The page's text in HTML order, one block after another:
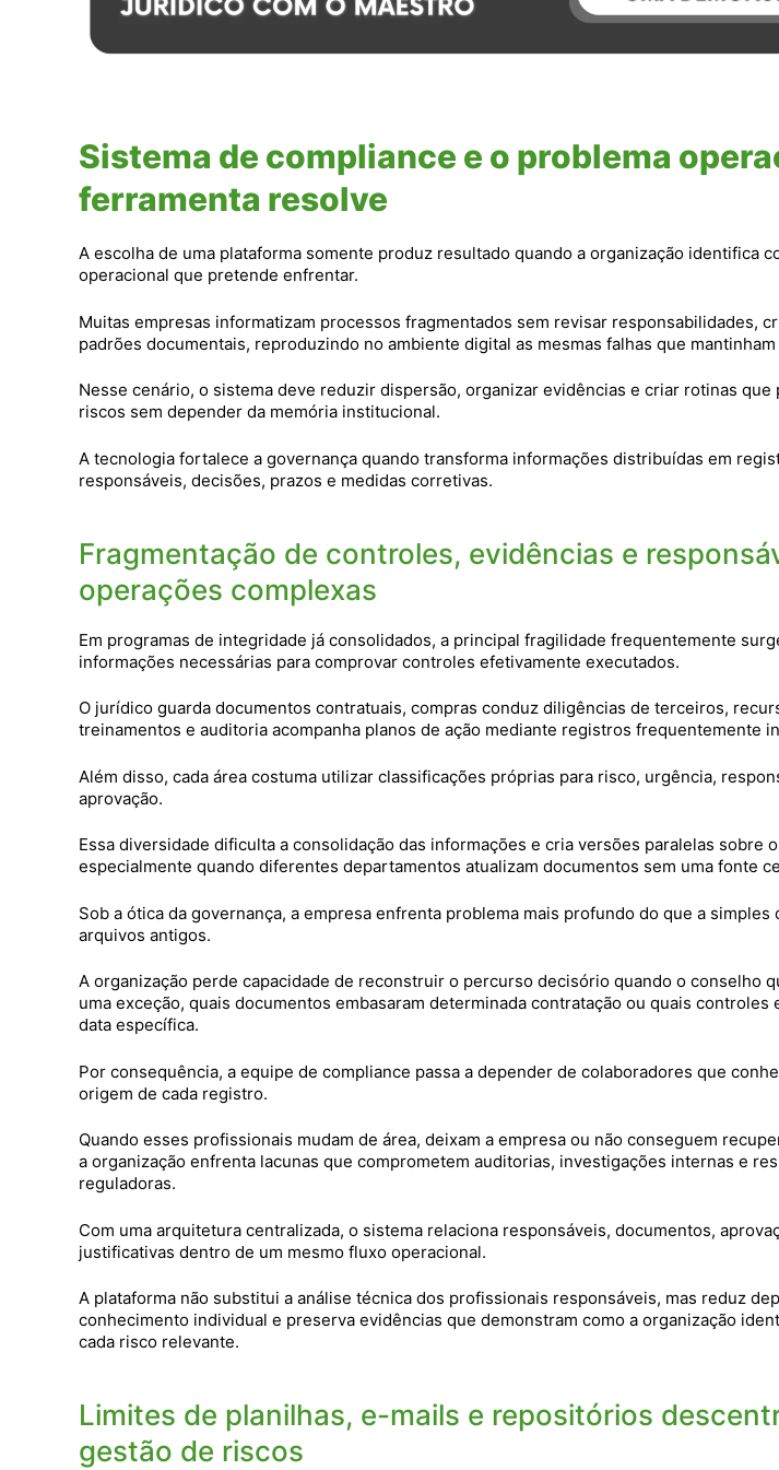
Sistema de compliance e o problema
ferramenta resolve
A escolha de uma plataforma somente produz resultado quando a organização identifica
operacional que pretende enfrentar.
Muitas empresas informatizam processos fragmentados sem revisar responsabilidades,
padrões documentais, reproduzindo no ambiente digital as mesmas falhas que
Nesse cenário, o sistema deve reduzir dispersão, organizar evidências e criar rotinas que
riscos sem depender da memória institucional.
A tecnologia fortalece a governança quando transforma informações distribuídas em
responsáveis, decisões, prazos e medidas corretivas.
Fragmentação de controles, evidências e
operações complexas
Em programas de integridade já consolidados, a principal fragilidade frequentemente
informações necessárias para comprovar controles efetivamente executados.
O jurídico guarda documentos contratuais, compras conduz diligências de terceiros,
treinamentos e auditoria acompanha planos de ação mediante registros frequentemente
Além disso, cada área costuma utilizar classificações próprias para risco, urgência,
aprovação.
Essa diversidade dificulta a consolidação das informações e cria versões paralelas sobre
especialmente quando diferentes departamentos atualizam documentos sem uma fonte
Sob a ótica da governança, a empresa enfrenta problema mais profundo do que a simples
arquivos antigos.
A organização perde capacidade de reconstruir o percurso decisório quando o conselho
uma exceção, quais documentos embasaram determinada contratação ou quais controles
data específica.
Por consequência, a equipe de compliance passa a depender de colaboradores que
origem de cada registro.
Quando esses profissionais mudam de área, deixam a empresa ou não conseguem
a organização enfrenta lacunas que comprometem auditorias, investigações internas e
reguladoras.
Com uma arquitetura centralizada, o sistema relaciona responsáveis, documentos,
justificativas dentro de um mesmo fluxo operacional.
A plataforma não substitui a análise técnica dos profissionais responsáveis, mas reduz
conhecimento individual e preserva evidências que demonstram como a organização
cada risco relevante.
Limites de planilhas, e-mails e repositórios
gestão de riscos